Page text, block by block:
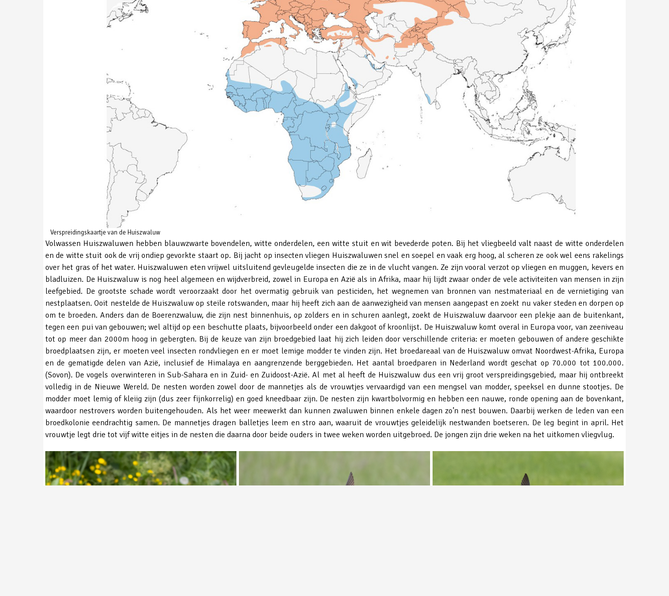
Verspreidingskaartje van de Huiszwaluw
Volwassen Huiszwaluwen hebben blauwzwarte bovendelen, witte onderdelen, een witte stuit en wit bevederde poten. Bij het vliegbeeld valt naast de witte onderdelen
en de witte stuit ook de vrij ondiep gevorkte staart op. Bij jacht op insecten vliegen Huiszwaluwen snel en soepel en vaak erg hoog, al scheren ze ook wel eens rakelings
over het gras of het water. Huiszwaluwen eten vrijwel uitsluitend gevleugelde insecten die ze in de vlucht vangen. Ze zijn vooral verzot op vliegen en muggen, kevers en
bladluizen. De Huiszwaluw is nog heel algemeen en wijdverbreid, zowel in Europa en Azië als in Afrika, maar hij lijdt zwaar onder de vele activiteiten van mensen in zijn
leefgebied. De grootste schade wordt veroorzaakt door het overmatig gebruik van pesticiden, het wegnemen van bronnen van nestmateriaal en de vernietiging van
nestplaatsen. Ooit nestelde de Huiszwaluw op steile rotswanden, maar hij heeft zich aan de aanwezigheid van mensen aangepast en zoekt nu vaker steden en dorpen op
om te broeden. Anders dan de Boerenzwaluw, die zijn nest binnenhuis, op zolders en in schuren aanlegt, zoekt de Huiszwaluw daarvoor een plekje aan de buitenkant,
tegen een pui van gebouwen; wel altijd op een beschutte plaats, bijvoorbeeld onder een dakgoot of kroonlijst. De Huiszwaluw komt overal in Europa voor, van zeeniveau
tot op meer dan 2000m hoog in gebergten. Bij de keuze van zijn broedgebied laat hij zich leiden door verschillende criteria: er moeten gebouwen of andere geschikte
broedplaatsen zijn, er moeten veel insecten rondvliegen en er moet lemige modder te vinden zijn. Het broedareaal van de Huiszwaluw omvat Noordwest-Afrika, Europa
en de gematigde delen van Azië, inclusief de Himalaya en aangrenzende berggebieden. Het aantal broedparen in Nederland wordt geschat op 70.000 tot 100.000.
(Sovon). De vogels overwinteren in Sub-Sahara en in Zuid- en Zuidoost-Azië. Al met al heeft de Huiszwaluw dus een vrij groot verspreidingsgebied, maar hij ontbreekt
volledig in de Nieuwe Wereld. De nesten worden zowel door de mannetjes als de vrouwtjes vervaardigd van een mengsel van modder, speeksel en dunne stootjes. De
modder moet lemig of kleiig zijn (dus zeer fijnkorrelig) en goed kneedbaar zijn. De nesten zijn kwartbolvormig en hebben een nauwe, ronde opening aan de bovenkant,
waardoor nestrovers worden buitengehouden. Als het weer meewerkt dan kunnen zwaluwen binnen enkele dagen zo’n nest bouwen. Daarbij werken de leden van een
broedkolonie eendrachtig samen. De mannetjes dragen balletjes leem en stro aan, waaruit de vrouwtjes geleidelijk nestwanden boetseren. De leg begint in april. Het
vrouwtje legt drie tot vijf witte eitjes in de nesten die daarna door beide ouders in twee weken worden uitgebroed. De jongen zijn drie weken na het uitkomen vliegvlug.